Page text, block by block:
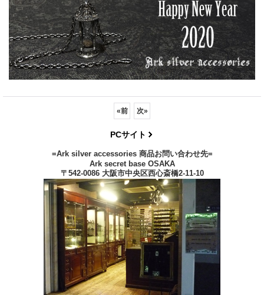
«前 次»
PCサイト
=Ark silver accessories 商品お問い合わせ先=
Ark secret base OSAKA
〒542-0086 大阪市中央区西心斎橋2-11-10